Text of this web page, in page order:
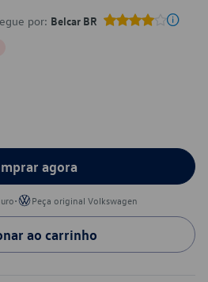
por: Belcar BR
agora
• Peça original Volkswagen
ao carrinho